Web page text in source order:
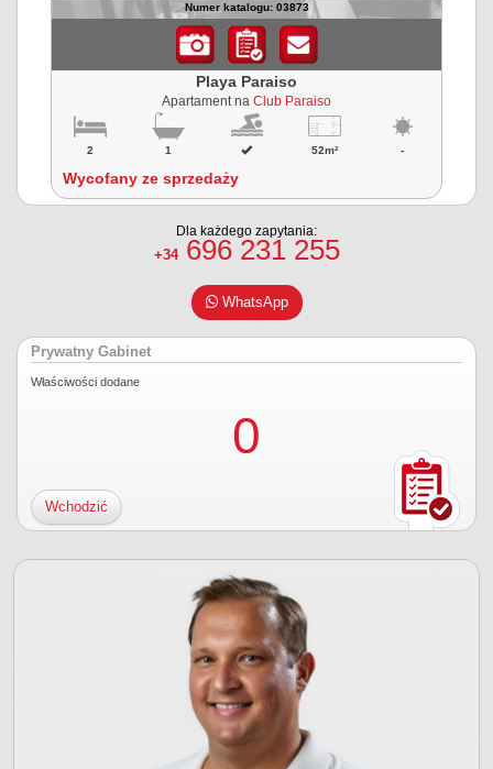
Numer katalogu: 03873
Playa Paraiso
Apartament na Club Paraiso
2 1 52m² -
Wycofany ze sprzedaży
Dla każdego zapytania:
+34696 231 255
WhatsApp
Prywatny Gabinet
Właściwości dodane
0
Wchodzić